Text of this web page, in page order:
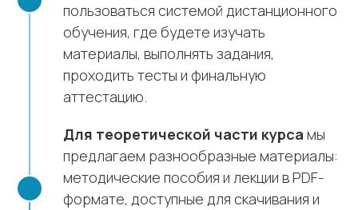
пользоваться системой дистанционного
обучения, где будете изучать
материалы, выполнять задания,
проходить тесты и финальную
аттестацию.
Для теоретической части курса мы
предлагаем разнообразные материалы:
методические пособия и лекции в PDF-
формате, доступные для скачивания и